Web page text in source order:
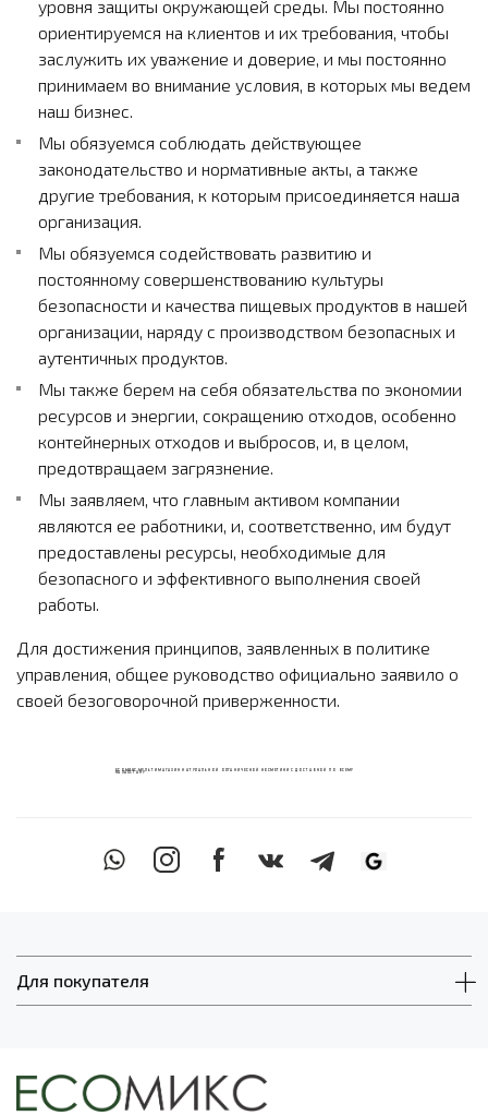
уровня защиты окружающей среды. Мы постоянно
ориентируемся на клиентов и их требования, чтобы
заслужить их уважение и доверие, и мы постоянно
принимаем во внимание условия, в которых мы ведем
наш бизнес.
Мы обязуемся соблюдать действующее
законодательство и нормативные акты, а также
другие требования, к которым присоединяется наша
организация.
Мы обязуемся содействовать развитию и
постоянному совершенствованию культуры
безопасности и качества пищевых продуктов в нашей
организации, наряду с производством безопасных и
аутентичных продуктов.
Мы также берем на себя обязательства по экономии
ресурсов и энергии, сокращению отходов, особенно
контейнерных отходов и выбросов, и, в целом,
предотвращаем загрязнение.
Мы заявляем, что главным активом компании
являются ее работники, и, соответственно, им будут
предоставлены ресурсы, необходимые для
безопасного и эффективного выполнения своей
работы.
Для достижения принципов, заявленных в политике
управления, общее руководство официально заявило о
своей безоговорочной приверженности.
ECOМИКС МУЛЬТИМАГАЗИН НАТУРАЛЬНОЙ ОРГАНИЧЕСКОЙ КОСМЕТИКИ С ДОСТАВКОЙ ПО ВСЕМУ
КАЗАХСТАНУ
Для покупателя